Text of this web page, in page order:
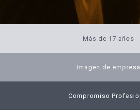
Más de 17 años
Imagen de empresa
Compromiso